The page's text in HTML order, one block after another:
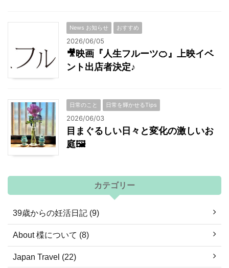
News お知らせ おすすめ
2026/06/05
🎥映画『人生フルーツ🍊』上映イベ
ント出店者決定♪
日常のこと 日常を輝かせるTips
2026/06/03
目まぐるしい日々と変化の激しいお
庭🖼
カテゴリー
39歳からの妊活日記 (9)
About 楪について (8)
Japan Travel (22)